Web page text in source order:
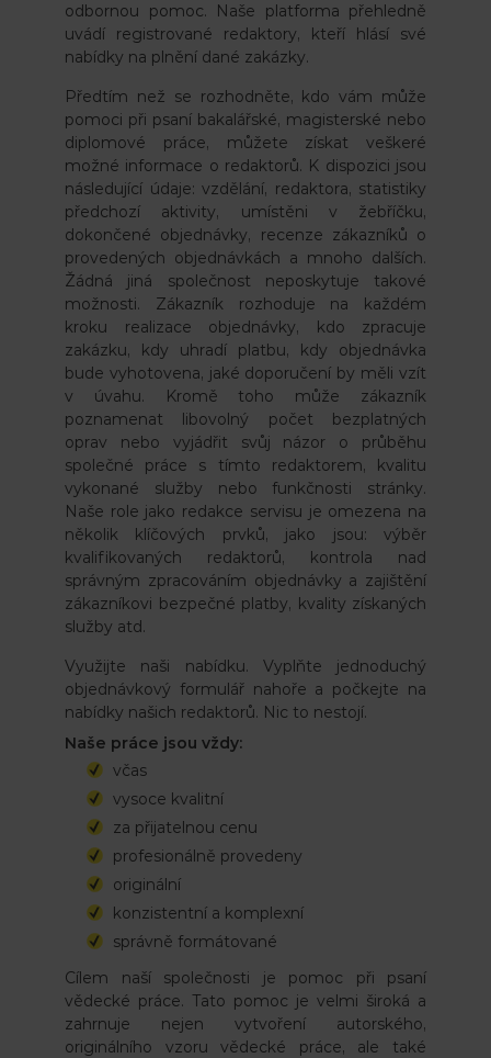
odbornou pomoc. Naše platforma přehledně
uvádí registrované redaktory, kteří hlásí své
nabídky na plnění dané zakázky.
Předtím než se rozhodněte, kdo vám může
pomoci při psaní bakalářské, magisterské nebo
diplomové práce, můžete získat veškeré
možné informace o redaktorů. K dispozici jsou
následující údaje: vzdělání, redaktora, statistiky
předchozí aktivity, umístěni v žebříčku,
dokončené objednávky, recenze zákazníků o
provedených objednávkách a mnoho dalších.
Žádná jiná společnost neposkytuje takové
možnosti. Zákazník rozhoduje na každém
kroku realizace objednávky, kdo zpracuje
zakázku, kdy uhradí platbu, kdy objednávka
bude vyhotovena, jaké doporučení by měli vzít
v úvahu. Kromě toho může zákazník
poznamenat libovolný počet bezplatných
oprav nebo vyjádřit svůj názor o průběhu
společné práce s tímto redaktorem, kvalitu
vykonané služby nebo funkčnosti stránky.
Naše role jako redakce servisu je omezena na
několik klíčových prvků, jako jsou: výběr
kvalifikovaných redaktorů, kontrola nad
správným zpracováním objednávky a zajištění
zákazníkovi bezpečné platby, kvality získaných
služby atd.
Využijte naši nabídku. Vyplňte jednoduchý
objednávkový formulář nahoře a počkejte na
nabídky našich redaktorů. Nic to nestojí.
Naše práce jsou vždy:
včas
vysoce kvalitní
za přijatelnou cenu
profesionálně provedeny
originální
konzistentní a komplexní
správně formátované
Cílem naší společnosti je pomoc při psaní
vědecké práce. Tato pomoc je velmi široká a
zahrnuje nejen vytvoření autorského,
originálního vzoru vědecké práce, ale také